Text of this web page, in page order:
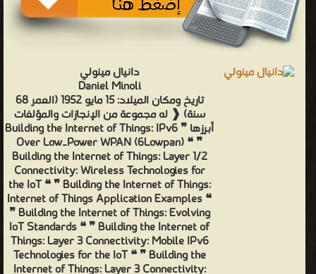
دانيال مينولي
Daniel Minoli
تاريخ ومكان الميلاد: 15 مايو 1952 (العمر 68
سنة) ❰ له مجموعة من الإنجازات والمؤلفات
أبرزها ❞ Building the Internet of Things: IPv6
Over Low‐Power WPAN (6Lowpan) ❝ ❞
Building the Internet of Things: Layer 1/2
Connectivity: Wireless Technologies for
the IoT ❝ ❞ Building the Internet of Things:
Internet of Things Application Examples ❝
❞ Building the Internet of Things: Evolving
IoT Standards ❝ ❞ Building the Internet of
Things: Layer 3 Connectivity: Mobile IPv6
Technologies for the IoT ❝ ❞ Building the
Internet of Things: Layer 3 Connectivity: